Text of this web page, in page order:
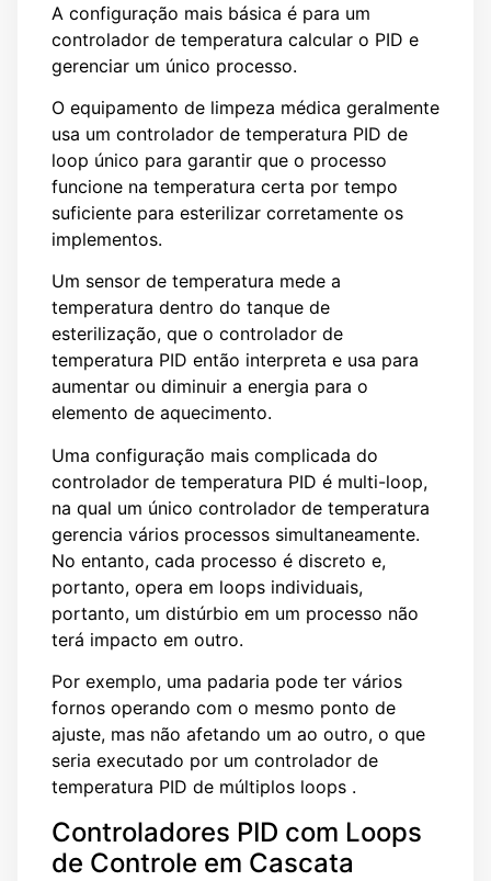
A configuração mais básica é para um
controlador de temperatura calcular o PID e
gerenciar um único processo.
O equipamento de limpeza médica geralmente
usa um controlador de temperatura PID de
loop único para garantir que o processo
funcione na temperatura certa por tempo
suficiente para esterilizar corretamente os
implementos.
Um sensor de temperatura mede a
temperatura dentro do tanque de
esterilização, que o controlador de
temperatura PID então interpreta e usa para
aumentar ou diminuir a energia para o
elemento de aquecimento.
Uma configuração mais complicada do
controlador de temperatura PID é multi-loop,
na qual um único controlador de temperatura
gerencia vários processos simultaneamente.
No entanto, cada processo é discreto e,
portanto, opera em loops individuais,
portanto, um distúrbio em um processo não
terá impacto em outro.
Por exemplo, uma padaria pode ter vários
fornos operando com o mesmo ponto de
ajuste, mas não afetando um ao outro, o que
seria executado por um controlador de
temperatura PID de múltiplos loops .
Controladores PID com Loops
de Controle em Cascata